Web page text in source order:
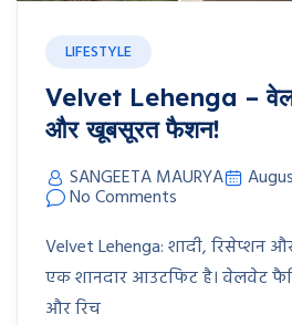
LIFESTYLE
Velvet Lehenga –
और खूबसूरत फैशन!
SANGEETA MAURYA
No Comments
Velvet Lehenga: शादी, रिसेप्शन
एक शानदार आउटफिट है। वेलवेट
और रिच